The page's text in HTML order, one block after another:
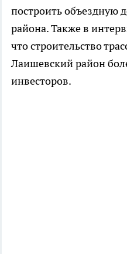
построить объездную
района. Также в
что строительство
Лаишевский район
инвесторов.